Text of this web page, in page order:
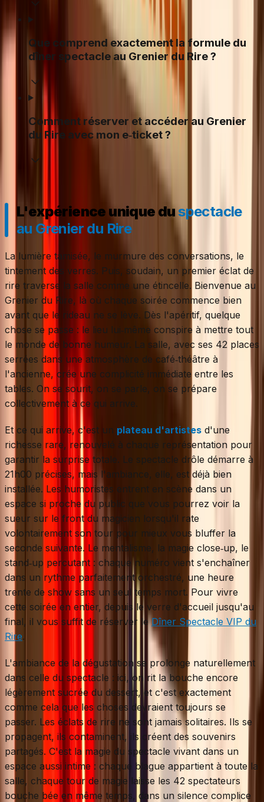
Que comprend exactement la formule du
dîner spectacle au Grenier du Rire ?
Comment réserver et accéder au Grenier
du Rire avec mon e‑ticket ?
L'expérience unique duspectacle
au Grenier du Rire
La lumière tamisée, le murmure des conversations, le
tintement des verres. Puis, soudain, un premier éclat de
rire traverse la salle comme une étincelle. Bienvenue au
Grenier du Rire, là où chaque soirée commence bien
avant que le rideau ne se lève. Dès l'apéritif, quelque
chose se passe : le lieu lui‑même conspire à mettre tout
le monde de bonne humeur. La salle, avec ses 42 places
serrées dans une atmosphère de café‑théâtre à
l'ancienne, crée une complicité immédiate entre les
tables. On se sourit, on se parle, on se prépare
collectivement à ce qui arrive.
Et ce qui arrive, c'est un plateau d'artistes d'une
richesse rare, renouvelé à chaque représentation pour
garantir la surprise totale. Le spectacle drôle démarre à
21h00 précises, mais l'ambiance, elle, est déjà bien
installée. Les humoristes entrent en scène dans un
espace si proche du public que vous pourrez voir la
sueur sur le front du magicien lorsqu'il rate
volontairement son tour pour mieux vous bluffer la
seconde suivante. Le mentalisme, la magie close‑up, le
stand‑up percutant : chaque numéro vient s'enchaîner
dans un rythme parfaitement orchestré, une heure
trente de show sans un seul temps mort. Pour vivre
cette soirée en entier, depuis le verre d'accueil jusqu'au
final, il vous suffit de réserver leDîner Spectacle VIP du
Rire.
L'ambiance de la dégustation se prolonge naturellement
dans celle du spectacle : ici, on rit la bouche encore
légèrement sucrée du dessert, et c'est exactement
comme cela que les choses devraient toujours se
passer. Les éclats de rire ne sont jamais solitaires. Ils se
propagent, ils contaminent, ils créent des souvenirs
partagés. C'est la magie du spectacle vivant dans un
espace aussi intime : chaque blague appartient à toute la
salle, chaque tour de magie laisse les 42 spectateurs
bouche bée en même temps, dans un silence complice